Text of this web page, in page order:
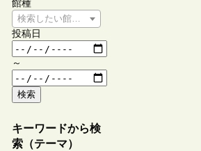
館種
検索したい館種を選択してください
投稿日
～
検索
キーワードから検
索（テーマ）